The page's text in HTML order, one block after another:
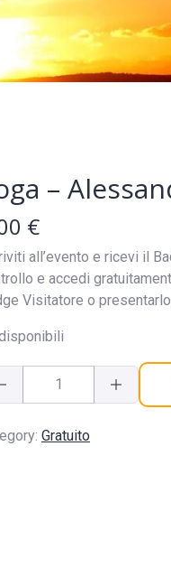
–
€
all’evento e ricevi il
e accedi
Visitatore o
Gratuito